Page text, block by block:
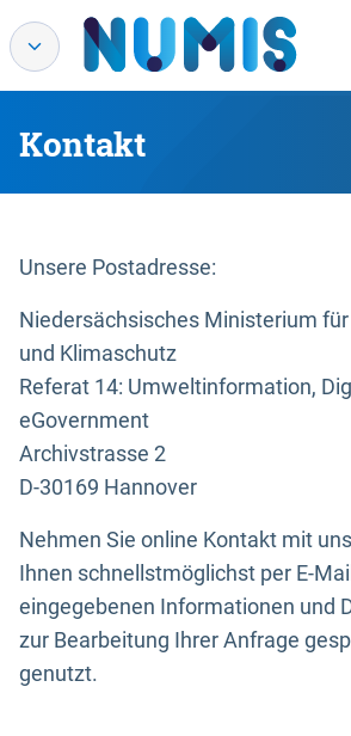
Kontakt
Unsere Postadresse:
Niedersächsisches Ministerium
und Klimaschutz
Referat 14: Umweltinformation,
eGovernment
Archivstrasse 2
D-30169 Hannover
Nehmen Sie online Kontakt mit
Ihnen schnellstmöglichst per E-
eingegebenen Informationen und
zur Bearbeitung Ihrer Anfrage
genutzt.